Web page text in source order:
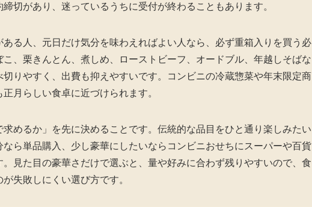
切があり、迷っているうちに受付が終わることもあります。
る人、元日だけ気分を味わえればよい人なら、必ず重箱入りを買う必
、栗きんとん、煮しめ、ローストビーフ、オードブル、年越しそばな
りやすく、出費も抑えやすいです。コンビニの冷蔵惣菜や年末限定商
月らしい食卓に近づけられます。
めるか」を先に決めることです。伝統的な品目をひと通り楽しみたい
ら単品購入、少し豪華にしたいならコンビニおせちにスーパーや百貨
見た目の豪華さだけで選ぶと、量や好みに合わず残りやすいので、食
失敗しにくい選び方です。